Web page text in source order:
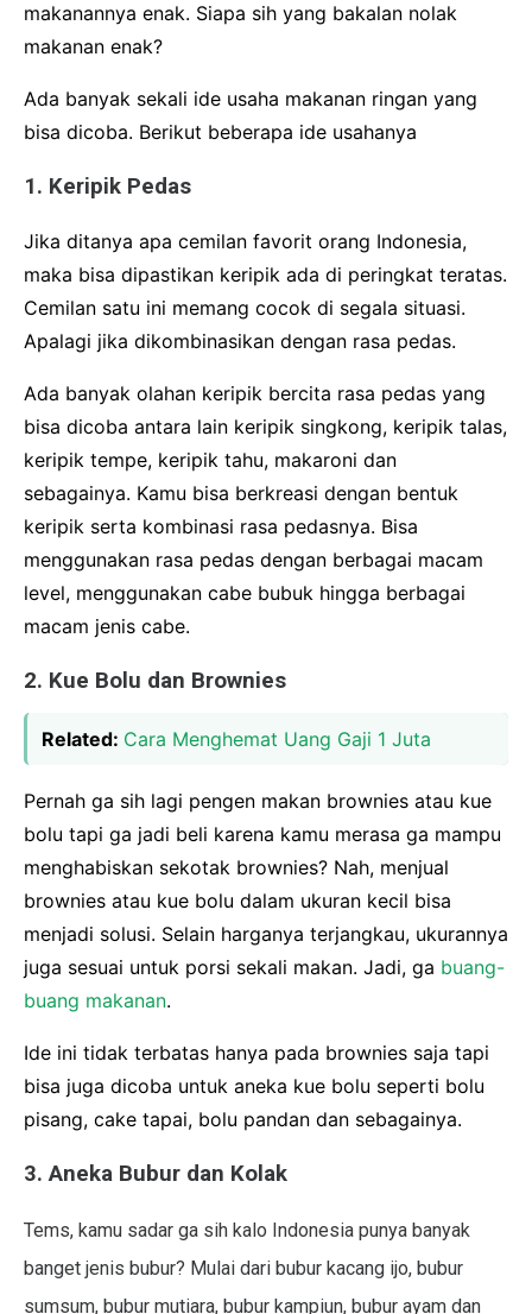
makanannya enak. Siapa sih yang bakalan nolak
makanan enak?
Ada banyak sekali ide usaha makanan ringan yang
bisa dicoba. Berikut beberapa ide usahanya
1. Keripik Pedas
Jika ditanya apa cemilan favorit orang Indonesia,
maka bisa dipastikan keripik ada di peringkat teratas.
Cemilan satu ini memang cocok di segala situasi.
Apalagi jika dikombinasikan dengan rasa pedas.
Ada banyak olahan keripik bercita rasa pedas yang
bisa dicoba antara lain keripik singkong, keripik talas,
keripik tempe, keripik tahu, makaroni dan
sebagainya. Kamu bisa berkreasi dengan bentuk
keripik serta kombinasi rasa pedasnya. Bisa
menggunakan rasa pedas dengan berbagai macam
level, menggunakan cabe bubuk hingga berbagai
macam jenis cabe.
2. Kue Bolu dan Brownies
Related: Cara Menghemat Uang Gaji 1 Juta
Pernah ga sih lagi pengen makan brownies atau kue
bolu tapi ga jadi beli karena kamu merasa ga mampu
menghabiskan sekotak brownies? Nah, menjual
brownies atau kue bolu dalam ukuran kecil bisa
menjadi solusi. Selain harganya terjangkau, ukurannya
juga sesuai untuk porsi sekali makan. Jadi, ga buang-
buang makanan.
Ide ini tidak terbatas hanya pada brownies saja tapi
bisa juga dicoba untuk aneka kue bolu seperti bolu
pisang, cake tapai, bolu pandan dan sebagainya.
3. Aneka Bubur dan Kolak
Tems, kamu sadar ga sih kalo Indonesia punya banyak
banget jenis bubur? Mulai dari bubur kacang ijo, bubur
sumsum, bubur mutiara, bubur kampiun, bubur ayam dan